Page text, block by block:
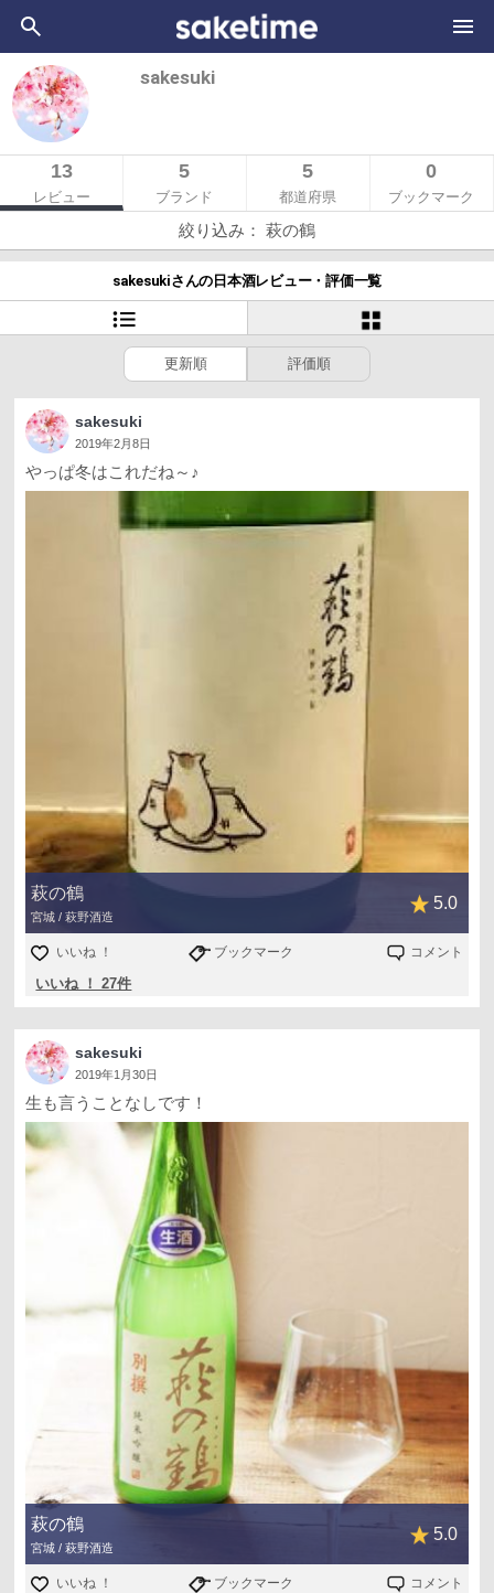
sakesuki
13
レビュー
5
ブランド
5
都道府県
0
ブックマーク
絞り込み： 萩の鶴
sakesukiさんの日本酒レビュー・評価一覧
更新順 評価順
sakesuki
2019年2月8日
やっぱ冬はこれだね～♪
萩の鶴
宮城 / 萩野酒造
5.0
いいね ！ ブックマーク コメント
いいね ！ 27件
sakesuki
2019年1月30日
生も言うことなしです！
萩の鶴
宮城 / 萩野酒造
5.0
いいね ！ ブックマーク コメント